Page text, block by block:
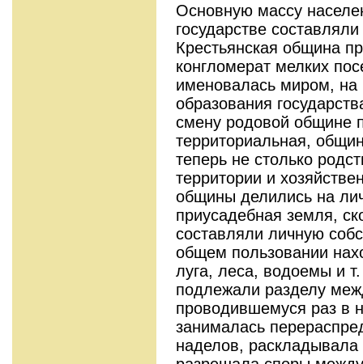
Основную массу
государстве
Крестьянская община
конгломерат мелких
именовалась миром,
образования
смену родовой общине
территориальная,
теперь не столько
территории и
общины делились на
приусадебная земля,
составляли личную
общем пользовании
луга, леса, водоемы и
подлежали разделу
проводившемуся раз в
занималась
наделов,